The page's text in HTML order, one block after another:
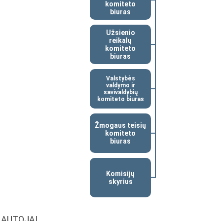
komiteto
biuras
Užsienio
reikalų
komiteto
biuras
Valstybės
valdymo ir
savivaldybių
komiteto biuras
Žmogaus teisių
komiteto
biuras
Komisijų
skyrius